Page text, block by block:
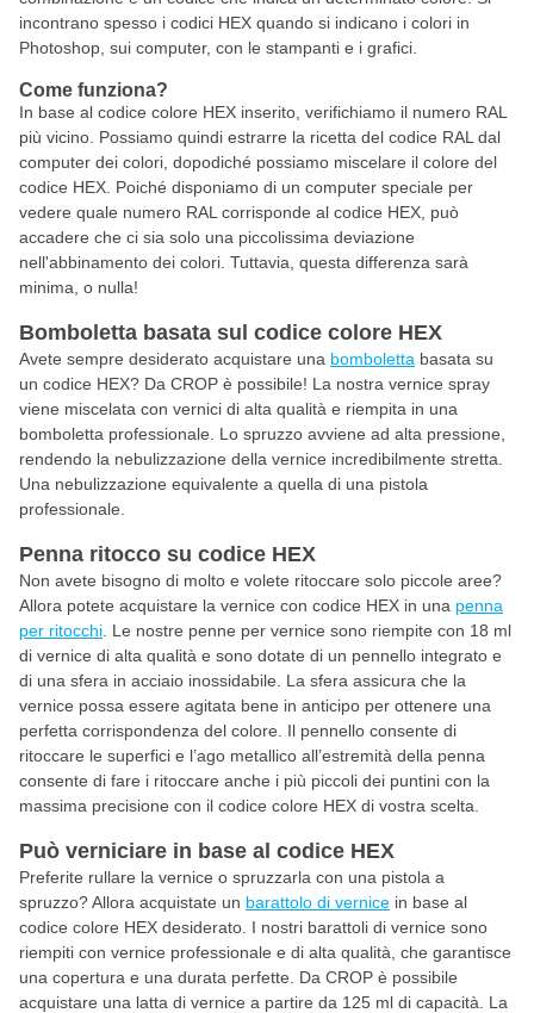
incontrano spesso i codici HEX quando si indicano i colori in
Photoshop, sui computer, con le stampanti e i grafici.
Come funziona?
In base al codice colore HEX inserito, verifichiamo il numero RAL
più vicino. Possiamo quindi estrarre la ricetta del codice RAL dal
computer dei colori, dopodiché possiamo miscelare il colore del
codice HEX. Poiché disponiamo di un computer speciale per
vedere quale numero RAL corrisponde al codice HEX, può
accadere che ci sia solo una piccolissima deviazione
nell'abbinamento dei colori. Tuttavia, questa differenza sarà
minima, o nulla!
Bomboletta basata sul codice colore HEX
Avete sempre desiderato acquistare una bomboletta basata su
un codice HEX? Da CROP è possibile! La nostra vernice spray
viene miscelata con vernici di alta qualità e riempita in una
bomboletta professionale. Lo spruzzo avviene ad alta pressione,
rendendo la nebulizzazione della vernice incredibilmente stretta.
Una nebulizzazione equivalente a quella di una pistola
professionale.
Penna ritocco su codice HEX
Non avete bisogno di molto e volete ritoccare solo piccole aree?
Allora potete acquistare la vernice con codice HEX in una penna
per ritocchi . Le nostre penne per vernice sono riempite con 18 ml
di vernice di alta qualità e sono dotate di un pennello integrato e
di una sfera in acciaio inossidabile. La sfera assicura che la
vernice possa essere agitata bene in anticipo per ottenere una
perfetta corrispondenza del colore. Il pennello consente di
ritoccare le superfici e l’ago metallico all’estremità della penna
consente di fare i ritoccare anche i più piccoli dei puntini con la
massima precisione con il codice colore HEX di vostra scelta.
Può verniciare in base al codice HEX
Preferite rullare la vernice o spruzzarla con una pistola a
spruzzo? Allora acquistate un barattolo di vernice in base al
codice colore HEX desiderato. I nostri barattoli di vernice sono
riempiti con vernice professionale e di alta qualità, che garantisce
una copertura e una durata perfette. Da CROP è possibile
acquistare una latta di vernice a partire da 125 ml di capacità. La